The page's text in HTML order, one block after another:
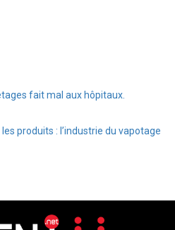
fait mal aux hôpitaux.
produits : l’industrie du vapotage